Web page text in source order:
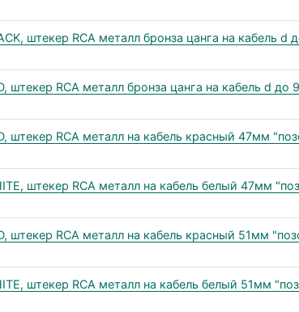
штекер RCA металл бронза цанга на кабель
штекер RCA металл бронза цанга на кабель d
штекер RCA металл на кабель красный 47мм
штекер RCA металл на кабель белый 47мм
штекер RCA металл на кабель красный 51мм
штекер RCA металл на кабель белый 51мм